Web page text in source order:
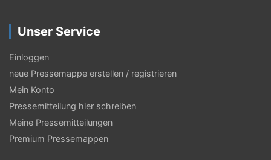
a
g
s
-
N
a
v
Unser Service
Einloggen
neue Pressemappe erstellen / registrieren
Mein Konto
Pressemitteilung hier schreiben
Meine Pressemitteilungen
Premium Pressemappen